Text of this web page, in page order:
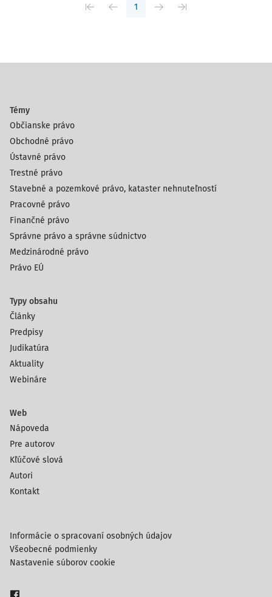
1
Témy
Občianske právo
Obchodné právo
Ústavné právo
Trestné právo
Stavebné a pozemkové právo, kataster nehnuteľností
Pracovné právo
Finančné právo
Správne právo a správne súdnictvo
Medzinárodné právo
Právo EÚ
Typy obsahu
Články
Predpisy
Judikatúra
Aktuality
Webináre
Web
Nápoveda
Pre autorov
Kľúčové slová
Autori
Kontakt
Informácie o spracovaní osobných údajov
Všeobecné podmienky
Nastavenie súborov cookie